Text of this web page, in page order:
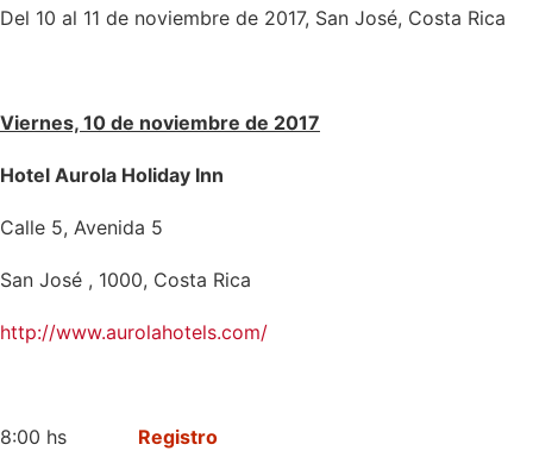
Del 10 al 11 de noviembre de 2017, San José, Costa Rica
Viernes, 10 de noviembre de 2017
Hotel Aurola Holiday Inn
Calle 5, Avenida 5
San José , 1000, Costa Rica
http://www.aurolahotels.com/
8:00 hs Registro